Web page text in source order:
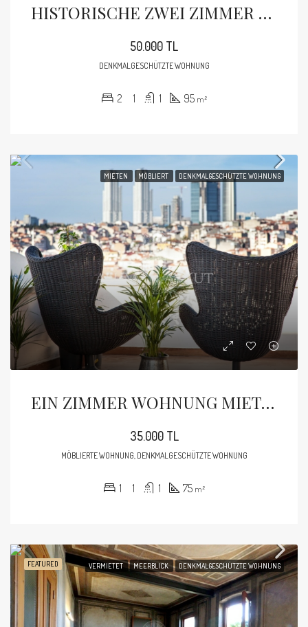
HISTORISCHE ZWEI ZIMMER DESIGN WOHNUNG IN BEYOGLU
50.000 TL
DENKMALGESCHÜTZTE WOHNUNG
2 1 1 95 m²
MIETEN MÖBLIERT DENKMALGESCHÜTZTE WOHNUNG
EIN ZIMMER WOHNUNG MIETEN IN DEM RESTAURIERTEN HISTORISCHEN GEBÄUDE IN AYNALICESME BEYOGLU
35.000 TL
MÖBLIERTE WOHNUNG, DENKMALGESCHÜTZTE WOHNUNG
1 1 1 75 m²
FEATURED VERMIETET MEERBLICK DENKMALGESCHÜTZTE WOHNUNG